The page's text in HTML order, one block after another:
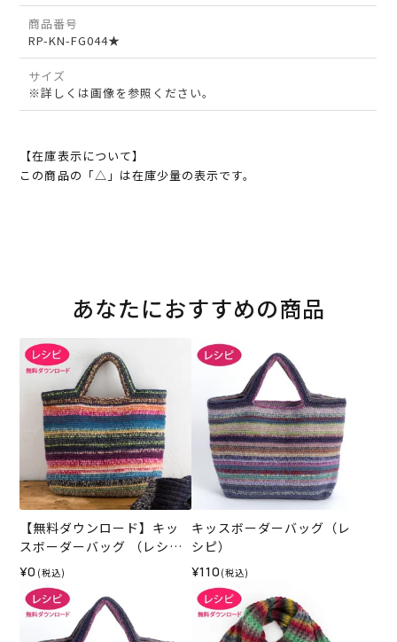
商品番号
RP-KN-FG044★
サイズ
※詳しくは画像を参照ください。
【在庫表示について】
この商品の「△」は在庫少量の表示です。
あなたにおすすめの商品
【無料ダウンロード】キッ
スボーダーバッグ （レシ
ピ）
¥0 (税込)
キッスボーダーバッグ（レ
シピ）
¥110 (税込)